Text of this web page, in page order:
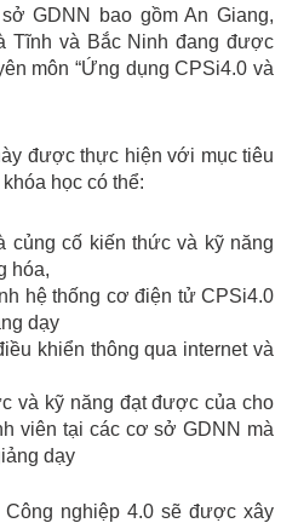
GDNN bao gồm An Giang,
Tĩnh và Bắc Ninh đang được
môn “Ứng dụng CPSi4.0 và
được thực hiện với mục tiêu
học có thể:
củng cố kiến ​​thức và kỹ năng
hóa,
hệ thống cơ điện tử CPSi4.0
dạy
khiển thông qua internet và
và kỹ năng đạt được của cho
viên tại các cơ sở GDNN mà
dạy
nghiệp 4.0 sẽ được xây